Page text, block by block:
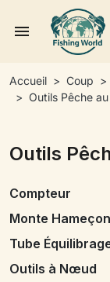
menu
Accueil Coup
Outils Pêche
Outils
Compteur
Monte Hameçon
Tube
Outils à Nœud